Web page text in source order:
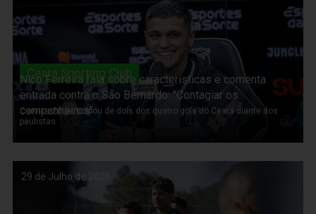
Ceará Sporting Club
Nico Ferreira fala sobre características e comenta
entrada contra o São Bernardo: "Contagiar os
companheiros"
Camisa 20 participou de dois dos quatro gols do Ceará diante dos
paulistas
29 de Julho de 2026